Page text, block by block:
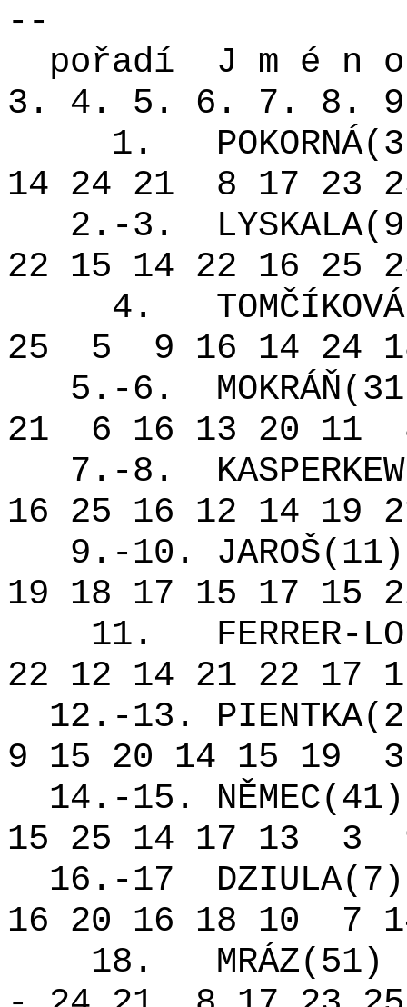
--
pořadí
J m é n o
3. 4. 5. 6. 7. 8. 9.
1.
14 24 21
8 17 23
2.-3.
22 15 14 22 16 25
4.
TOMČÍKOVÁ
25
5
9 16 14 24
5.-6.
21
6 16 13 20 11
7.-8.
16 25 16 12 14 19
9.-10.
19 18 17 15 17 15
11.
FERRER-
22 12 14 21 22 17
12.-13.
9 15 20 14 15 19
3
14.-15.
15 25 14 17 13
3
16.-17
16 20 16 18 10
7
18.
MRÁZ(51)